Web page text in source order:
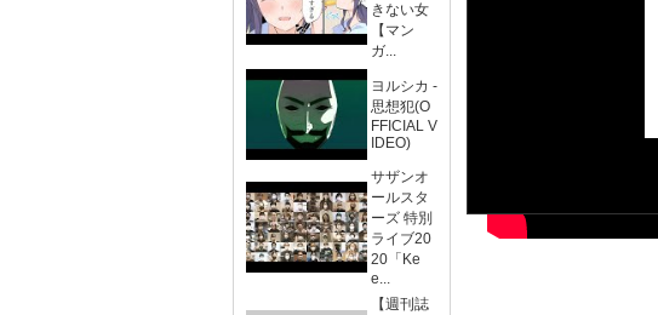
きない女
【マン
ガ...
ヨルシカ -
思想犯(O
FFICIAL V
IDEO)
サザンオ
ールスタ
ーズ 特別
ライブ20
20「Ke
e...
【週刊誌